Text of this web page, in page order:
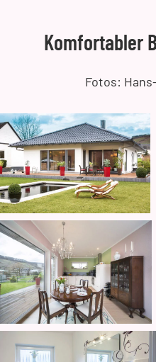
Komfortabler
Fotos: